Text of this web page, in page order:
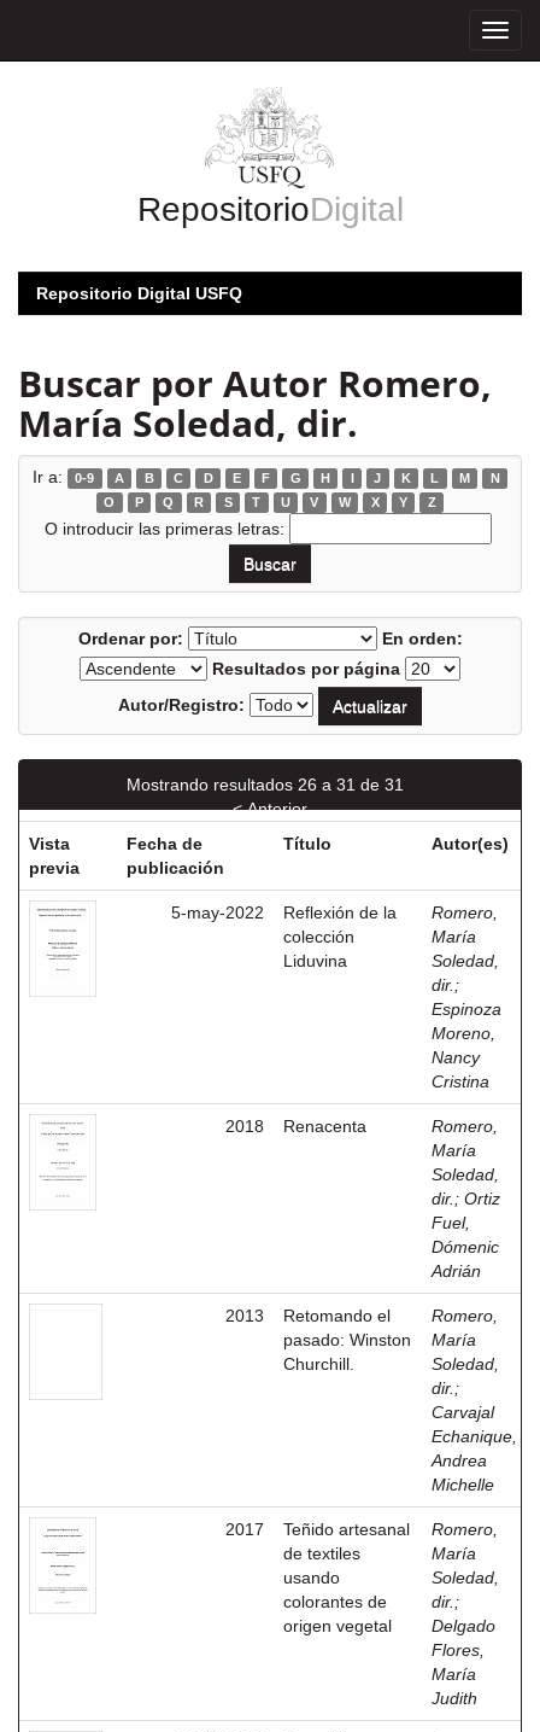
RepositorioDigital
Repositorio Digital USFQ
Buscar por Autor Romero,
María Soledad, dir.
Ir a: 0-9 A B C D E F G H I J K L M
N
O
P Q R S T U V W X Y Z
O introducir las primeras letras:
Ordenar por:
En orden:
Resultados por página
Autor/Registro:
Mostrando resultados 26 a 31 de 31
< Anterior
Vista
previa
Fecha de
publicación
Título Autor(es)
5-may-2022
Reflexión de la
colección
Liduvina
Romero,
María
Soledad,
dir. ;
Espinoza
Moreno,
Nancy
Cristina
2018 Renacenta
Romero,
María
Soledad,
dir. ; Ortiz
Fuel,
Dómenic
Adrián
2013
Retomando el
pasado: Winston
Churchill.
Romero,
María
Soledad,
dir. ;
Carvajal
Echanique,
Andrea
Michelle
2017
Teñido artesanal
de textiles
usando
colorantes de
origen vegetal
Romero,
María
Soledad,
dir. ;
Delgado
Flores,
María
Judith